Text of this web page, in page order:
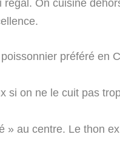
régal. On cuisine
préféré en
si on ne le cuit pas
» au centre. Le thon